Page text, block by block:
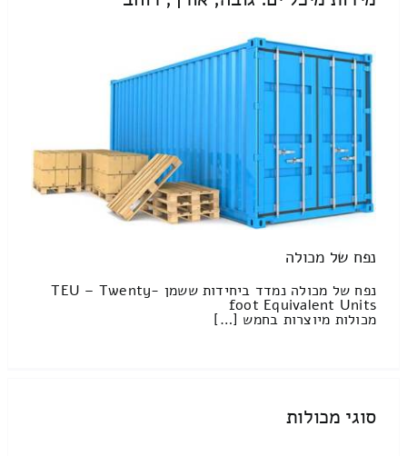
נפח של מכולה
נפח של מכולה נמדד ביחידות ששמן TEU – Twenty-
foot Equivalent Units
מכולות מיוצרות בחמש […]
סוגי מכולות